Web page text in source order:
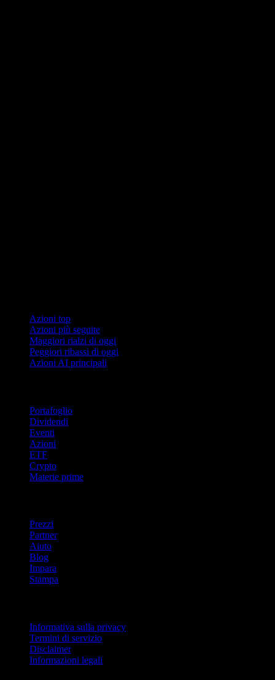
Azioni top
Azioni più seguite
Maggiori rialzi di oggi
Peggiori ribassi di oggi
Azioni AI principali
Portafoglio
Dividendi
Eventi
Azioni
ETF
Crypto
Materie prime
Prezzi
Partner
Aiuto
Blog
Impara
Stampa
Informativa sulla privacy
Termini di servizio
Disclaimer
Informazioni legali